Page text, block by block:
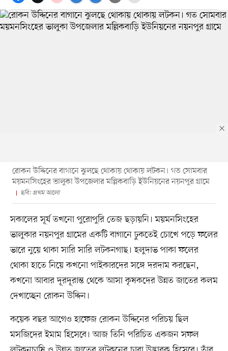
রোকন উদ্দিনের বাগানে ঝুলছে থোকায় থোকায় লটকন। গত সোমবার
ময়মনসিংহের ভালুকা উপজেলার মল্লিকবাড়ি ইউনিয়নের নয়নপুর গ্রামে
ছবি: প্রথম আলো
সকালের সূর্য তখনো পুরোপুরি তেজ ছড়ায়নি। ময়মনসিংহের
ভালুকার নয়নপুর গ্রামের একটি বাগানে ঢুকতেই চোখে পড়ে ফলের
ভারে নুয়ে থাকা সারি সারি লটকনগাছ। হলুদাভ পাকা ফলের
থোকা হাতে নিয়ে কখনো পাইকারদের সঙ্গে দরদাম করছেন,
কখনো আবার দূরদূরান্ত থেকে আসা কৃষকদের উন্নত জাতের কলম
দেখাচ্ছেন রোকন উদ্দিন।
কয়েক বছর আগেও হাফেজ রোকন উদ্দিনের পরিচয় ছিল
মসজিদের ইমাম হিসেবে। আজ তিনি পরিচিত একজন সফল